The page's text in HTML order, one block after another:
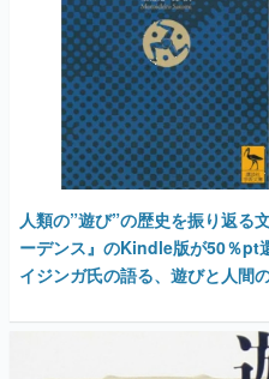
若ゲのいたり〜
『うつヌケ』『ペン
一先生によるゲーム
なんでゲームは
ゲーム開発者・
具体的な形から解き
です。
ゲームが変えた
「経験値」「裏技」
の起源や用法の変遷
イニーP氏が徹底調
カテゴリ
人類の”遊び”の歴史を振り返る
ーデンス』のKindle版が50％pt
イジンガ氏の語る、遊びと人間